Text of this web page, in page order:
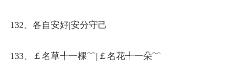
132、各自安好|安分守己
133、￡名草╃一棵﹌|￡名花╃一朵﹌